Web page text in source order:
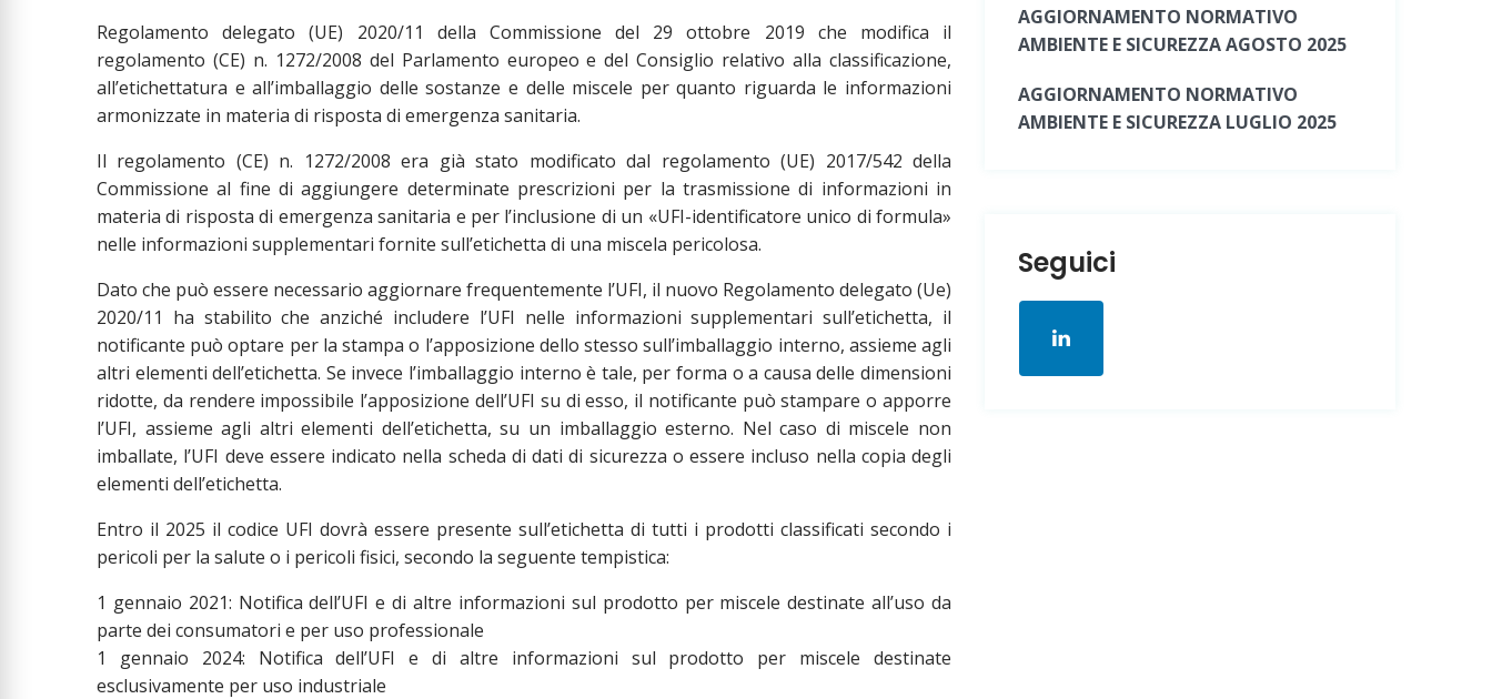
Regolamento delegato (UE) 2020/11 della Commissione del 29 ottobre 2019 che modifica il
regolamento (CE) n. 1272/2008 del Parlamento europeo e del Consiglio relativo alla classificazione,
all’etichettatura e all’imballaggio delle sostanze e delle miscele per quanto riguarda le informazioni
armonizzate in materia di risposta di emergenza sanitaria.
Il regolamento (CE) n. 1272/2008 era già stato modificato dal regolamento (UE) 2017/542 della
Commissione al fine di aggiungere determinate prescrizioni per la trasmissione di informazioni in
materia di risposta di emergenza sanitaria e per l’inclusione di un «UFI-identificatore unico di formula»
nelle informazioni supplementari fornite sull’etichetta di una miscela pericolosa.
Dato che può essere necessario aggiornare frequentemente l’UFI, il nuovo Regolamento delegato (Ue)
2020/11 ha stabilito che anziché includere l’UFI nelle informazioni supplementari sull’etichetta, il
notificante può optare per la stampa o l’apposizione dello stesso sull’imballaggio interno, assieme agli
altri elementi dell’etichetta. Se invece l’imballaggio interno è tale, per forma o a causa delle dimensioni
ridotte, da rendere impossibile l’apposizione dell’UFI su di esso, il notificante può stampare o apporre
l’UFI, assieme agli altri elementi dell’etichetta, su un imballaggio esterno. Nel caso di miscele non
imballate, l’UFI deve essere indicato nella scheda di dati di sicurezza o essere incluso nella copia degli
elementi dell’etichetta.
Entro il 2025 il codice UFI dovrà essere presente sull’etichetta di tutti i prodotti classificati secondo i
pericoli per la salute o i pericoli fisici, secondo la seguente tempistica:
1 gennaio 2021: Notifica dell’UFI e di altre informazioni sul prodotto per miscele destinate all’uso da
parte dei consumatori e per uso professionale
1 gennaio 2024: Notifica dell’UFI e di altre informazioni sul prodotto per miscele destinate
esclusivamente per uso industriale
AGGIORNAMENTO NORMATIVO
AMBIENTE E SICUREZZA AGOSTO 2025
AGGIORNAMENTO NORMATIVO
AMBIENTE E SICUREZZA LUGLIO 2025
Seguici